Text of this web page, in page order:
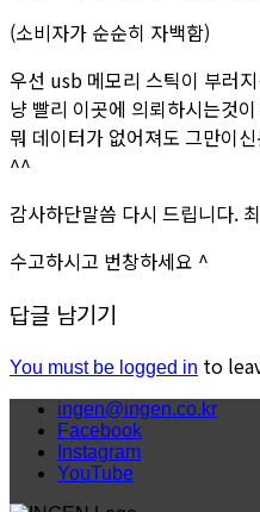
(소비자가 순순히 자백함)
우선 usb 메모리 스틱이 부러
냥 빨리 이곳에 의뢰하시는것
뭐 데이터가 없어져도 그만이
^^
감사하단말씀 다시 드립니다.
수고하시고 번창하세요 ^
답글 남기기
You must be logged in to
ingen@ingen.co.kr
Facebook
Instagram
YouTube